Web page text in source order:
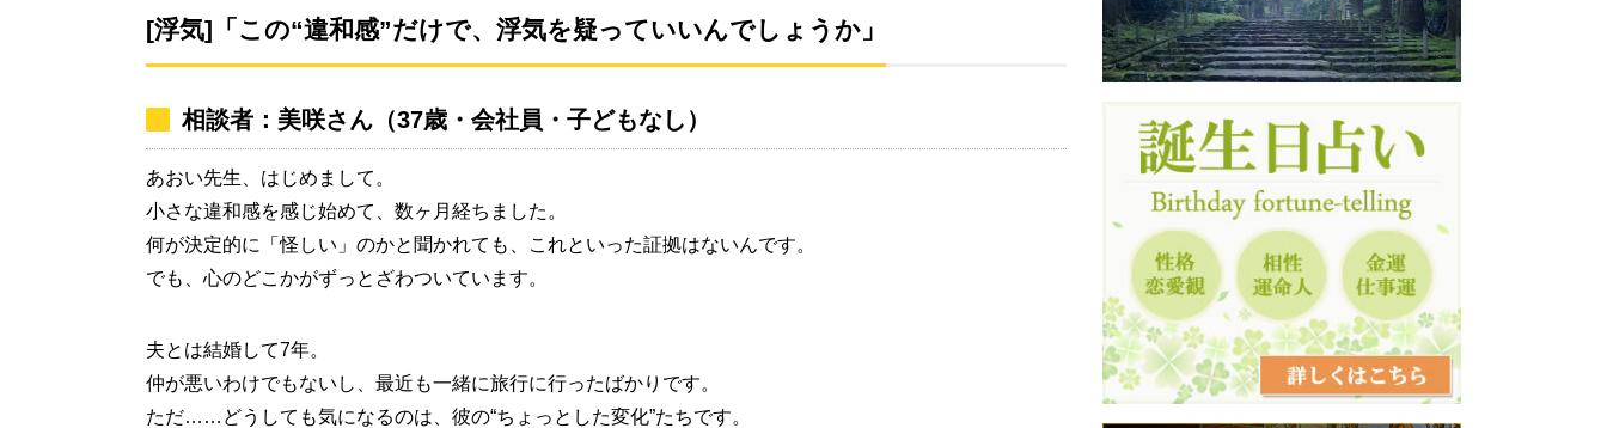
[浮気]「この“違和感”だけで、浮気を疑っていいんでしょうか」
相談者：美咲さん（37歳・会社員・子どもなし）
あおい先生、はじめまして。
小さな違和感を感じ始めて、数ヶ月経ちました。
何が決定的に「怪しい」のかと聞かれても、これといった証拠はないんです。
でも、心のどこかがずっとざわついています。
夫とは結婚して7年。
仲が悪いわけでもないし、最近も一緒に旅行に行ったばかりです。
ただ……どうしても気になるのは、彼の“ちょっとした変化”たちです。